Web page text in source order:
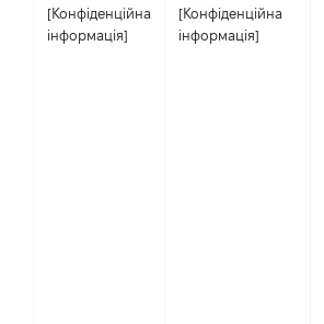
[Конфіденційна
інформація]
[Конфіденційна
інформація]